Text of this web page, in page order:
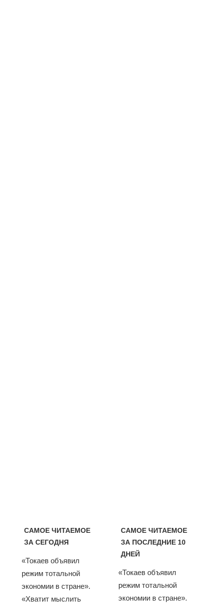
САМОЕ ЧИТАЕМОЕ
ЗА СЕГОДНЯ
«Токаев объявил
режим тотальной
экономии в стране».
«Хватит мыслить
САМОЕ ЧИТАЕМОЕ
ЗА ПОСЛЕДНИЕ 10
ДНЕЙ
«Токаев объявил
режим тотальной
экономии в стране».